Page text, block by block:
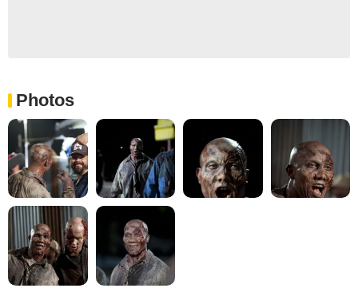
Photos